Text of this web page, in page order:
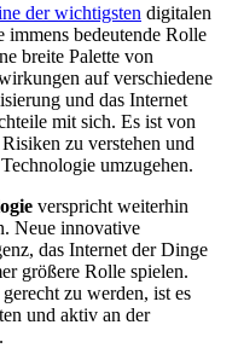
der wichtigsten digitalen
immens bedeutende Rolle
breite Palette von
auf verschiedene
und das Internet
mit sich. Es ist von
zu verstehen und
umzugehen.
verspricht weiterhin
Neue innovative
das Internet der Dinge
größere Rolle spielen.
zu werden, ist es
und aktiv an der